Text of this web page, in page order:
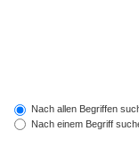
Nach allen Begriffen
Nach einem Begriff